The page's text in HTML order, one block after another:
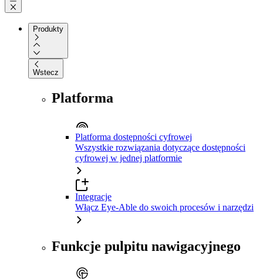
Produkty
Wstecz
Platforma
Platforma dostępności cyfrowej
Wszystkie rozwiązania dotyczące dostępności
cyfrowej w jednej platformie
Integracje
Włącz Eye-Able do swoich procesów i narzędzi
Funkcje pulpitu nawigacyjnego